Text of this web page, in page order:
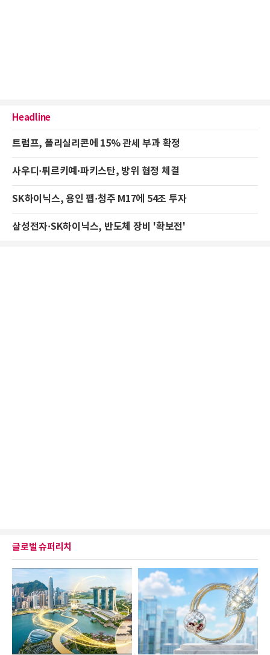
Headline
트럼프, 폴리실리콘에 15% 관세 부과 확정
사우디·튀르키예·파키스탄, 방위 협정 체결
SK하이닉스, 용인 팹·청주 M17에 54조 투자
삼성전자·SK하이닉스, 반도체 장비 '확보전'
글로벌 슈퍼리치